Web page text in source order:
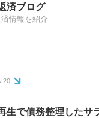
済ブログ
情報を紹介
20